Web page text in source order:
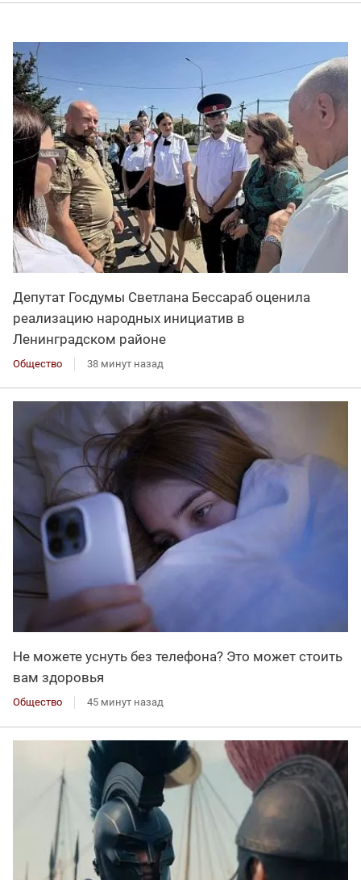
Депутат Госдумы Светлана Бессараб оценила
реализацию народных инициатив в
Ленинградском районе
Общество 38 минут назад
Не можете уснуть без телефона? Это может стоить
вам здоровья
Общество 45 минут назад